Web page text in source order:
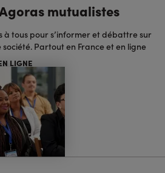
mutualistes
à tous pour s’informer et débattre sur
Partout en France et en ligne
LIGNE